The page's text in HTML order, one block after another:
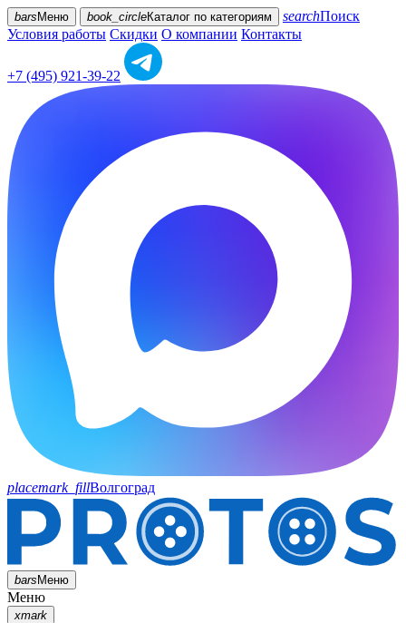
bars Меню book_circleКаталог по категориям searchПоиск
Условия работы Скидки О компании Контакты
+7 (495) 921-39-22
placemark_fillВолгоград
barsМеню
Меню
xmark